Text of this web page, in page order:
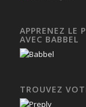
APPRENEZ LE
AVEC BABBEL
TROUVEZ